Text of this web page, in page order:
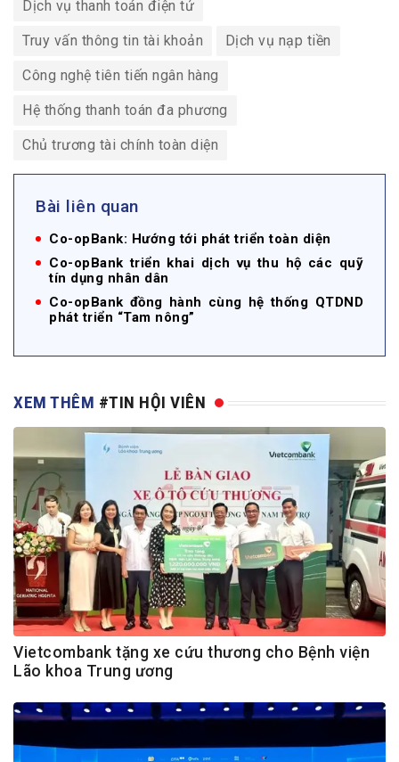
Dịch vụ thanh toán điện tử
Truy vấn thông tin tài khoản Dịch vụ nạp tiền
Công nghệ tiên tiến ngân hàng
Hệ thống thanh toán đa phương
Chủ trương tài chính toàn diện
Bài liên quan
Co-opBank: Hướng tới phát triển toàn diện
Co-opBank triển khai dịch vụ thu hộ các quỹ
tín dụng nhân dân
Co-opBank đồng hành cùng hệ thống QTDND
phát triển “Tam nông”
XEM THÊM #TIN HỘI VIÊN
Vietcombank tặng xe cứu thương cho Bệnh viện
Lão khoa Trung ương